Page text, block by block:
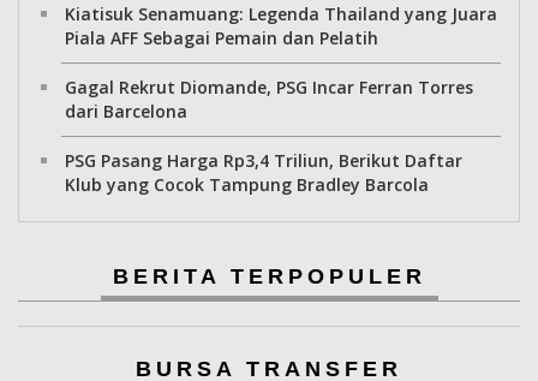
Kiatisuk Senamuang: Legenda Thailand yang Juara
Piala AFF Sebagai Pemain dan Pelatih
Gagal Rekrut Diomande, PSG Incar Ferran Torres
dari Barcelona
PSG Pasang Harga Rp3,4 Triliun, Berikut Daftar
Klub yang Cocok Tampung Bradley Barcola
BERITA TERPOPULER
BURSA TRANSFER